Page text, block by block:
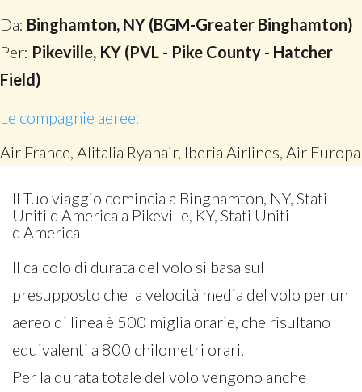
Da: Binghamton, NY (BGM-Greater Binghamton)
Per: Pikeville, KY (PVL - Pike County - Hatcher
Field)
Le compagnie aeree:
Air France, Alitalia Ryanair, Iberia Airlines, Air Europa
Il Tuo viaggio comincia a Binghamton, NY, Stati
Uniti d'America a Pikeville, KY, Stati Uniti
d'America
Il calcolo di durata del volo si basa sul
presupposto che la velocità media del volo per un
aereo di linea è 500 miglia orarie, che risultano
equivalenti a 800 chilometri orari.
Per la durata totale del volo vengono anche